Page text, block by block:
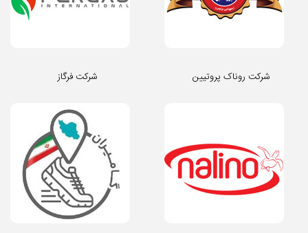
شرکت فرگاز شرکت روناک پروتیین